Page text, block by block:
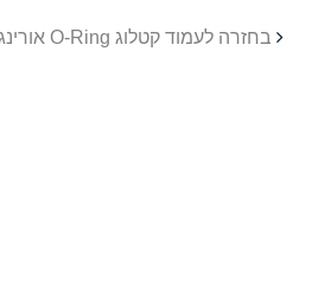
בחזרה לעמוד קטלוג O-Ring אורינגים